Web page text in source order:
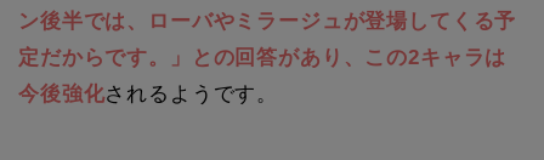
ン後半では、ローバやミラージュが登場してくる予
定だからです。」との回答があり、この2キャラは
今後強化されるようです。